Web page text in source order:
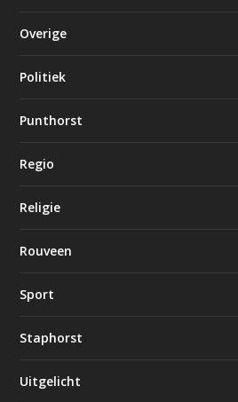
Overige
Politiek
Punthorst
Regio
Religie
Rouveen
Sport
Staphorst
Uitgelicht